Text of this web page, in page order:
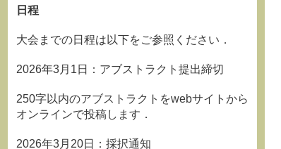
日程
大会までの日程は以下をご参照ください．
2026年3月1日：アブストラクト提出締切
250字以内のアブストラクトをwebサイトから
オンラインで投稿します．
2026年3月20日：採択通知